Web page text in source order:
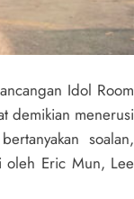
Idol Room
demikian menerusi
soalan,
oleh Eric Mun, Lee